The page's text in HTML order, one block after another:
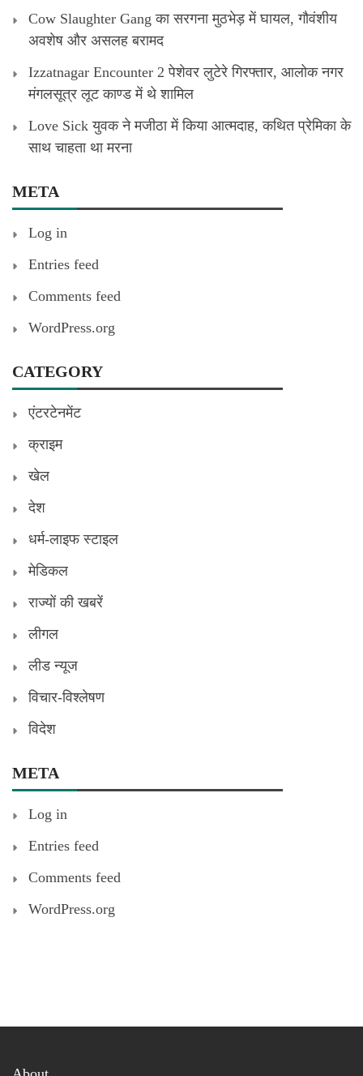
Cow Slaughter Gang का सरगना मुठभेड़ में घायल, गौवंशीय
अवशेष और असलह बरामद
Izzatnagar Encounter 2 पेशेवर लुटेरे गिरफ्तार, आलोक नगर
मंगलसूत्र लूट काण्‍ड में थे शामिल
Love Sick युवक ने मजीठा में किया आत्मदाह, कथित प्रेमिका के
साथ चाहता था मरना
META
Log in
Entries feed
Comments feed
WordPress.org
CATEGORY
एंटरटेनमेंट
क्राइम
खेल
देश
धर्म-लाइफ स्टाइल
मेडिकल
राज्यों की खबरें
लीगल
लीड न्यूज
विचार-विश्लेषण
विदेश
META
Log in
Entries feed
Comments feed
WordPress.org